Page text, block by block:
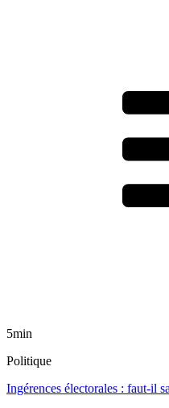
5min
Politique
Ingérences électorales : faut-il